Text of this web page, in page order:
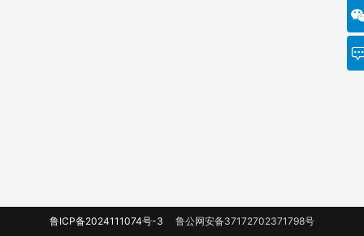
鲁ICP备2024111074号-3 鲁公网安备37172702371798号